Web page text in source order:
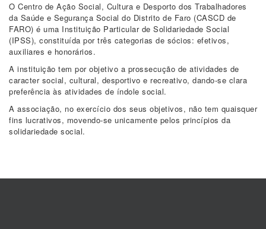
O Centro de Ação Social, Cultura e Desporto dos Trabalhadores
da Saúde e Segurança Social do Distrito de Faro (CASCD de
FARO) é uma Instituição Particular de Solidariedade Social
(IPSS), constituída por três categorias de sócios: efetivos,
auxiliares e honorários.
A instituição tem por objetivo a prossecução de atividades de
caracter social, cultural, desportivo e recreativo, dando-se clara
preferência às atividades de índole social.
A associação, no exercício dos seus objetivos, não tem quaisquer
fins lucrativos, movendo-se unicamente pelos princípios da
solidariedade social.